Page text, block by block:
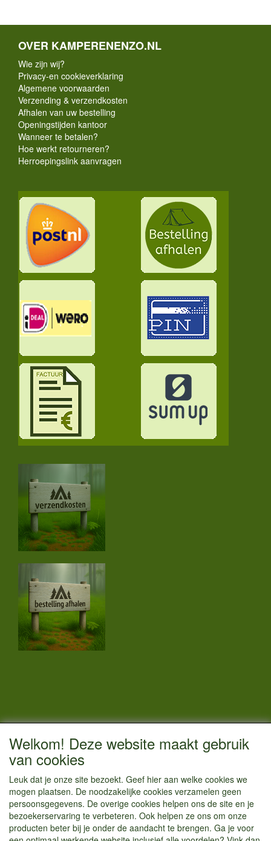
OVER KAMPERENENZO.NL
Wie zijn wij?
Privacy-en cookieverklaring
Algemene voorwaarden
Verzending & verzendkosten
Afhalen van uw bestelling
Openingstijden kantoor
Wanneer te betalen?
Hoe werkt retourneren?
Herroepingslink aanvragen
CONTACTGEGEVENS
Vestigingsadres:
Hoofdweg 36
1433 JW Kudelstaart
info@kamperenenzo.nl
Tel : 06 125 82 112
Welkom! Deze website maakt gebruik
van cookies
Leuk dat je onze site bezoekt. Geef hier aan welke cookies we
mogen plaatsen. De noodzakelijke cookies verzamelen geen
persoonsgegevens. De overige cookies helpen ons de site en je
bezoekerservaring te verbeteren. Ook helpen ze ons om onze
producten beter bij je onder de aandacht te brengen. Ga je voor